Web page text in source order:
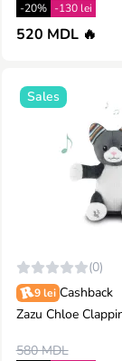
-20% -130 lei
520 MDL 🔥
Sales
(0)
9 lei Cashback
Zazu Chloe
580 MDL